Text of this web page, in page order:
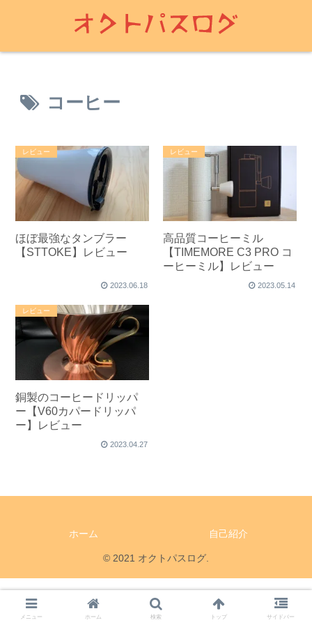
コーヒー
レビュー
ほぼ最強なタンブラー
【STTOKE】レビュー
2023.06.18
レビュー
高品質コーヒーミル
【TIMEMORE C3 PRO コ
ーヒーミル】レビュー
2023.05.14
レビュー
銅製のコーヒードリッパ
ー【V60カパードリッパ
ー】レビュー
2023.04.27
ホーム 自己紹介
© 2021 オクトパスログ.
メニュー ホーム 検索 トップ サイドバー